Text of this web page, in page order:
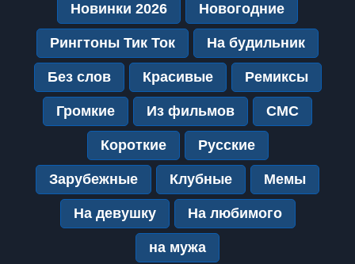
Новинки 2026 Новогодние
Рингтоны Тик Ток На будильник
Без слов Красивые Ремиксы
Громкие Из фильмов СМС
Короткие Русские
Зарубежные Клубные Мемы
На девушку На любимого
на мужа